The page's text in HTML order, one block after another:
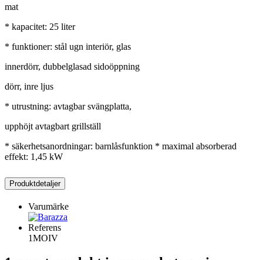
mat
* kapacitet: 25 liter
* funktioner: stål ugn interiör, glas
innerdörr, dubbelglasad sidoöppning
dörr, inre ljus
* utrustning: avtagbar svängplatta,
upphöjt avtagbart grillställ
* säkerhetsanordningar: barnlåsfunktion * maximal absorberad
effekt: 1,45 kW
Produktdetaljer
Varumärke
Referens
1MOIV